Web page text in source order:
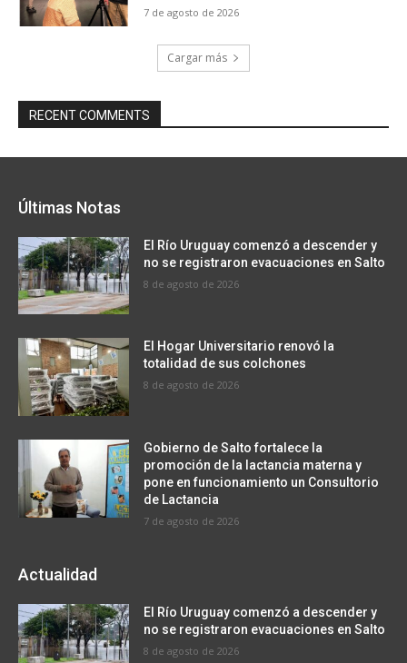
7 de agosto de 2026
Cargar más
RECENT COMMENTS
Últimas Notas
El Río Uruguay comenzó a descender y
no se registraron evacuaciones en Salto
8 de agosto de 2026
El Hogar Universitario renovó la
totalidad de sus colchones
8 de agosto de 2026
Gobierno de Salto fortalece la
promoción de la lactancia materna y
pone en funcionamiento un Consultorio
de Lactancia
7 de agosto de 2026
Actualidad
El Río Uruguay comenzó a descender y
no se registraron evacuaciones en Salto
8 de agosto de 2026